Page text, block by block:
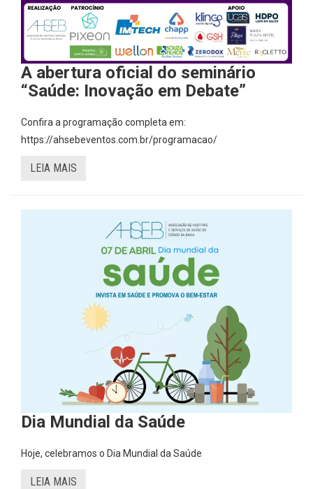
A abertura oficial do seminário
“Saúde: Inovação em Debate”
Confira a programação completa em:
https://ahsebeventos.com.br/programacao/
LEIA MAIS
Dia Mundial da Saúde
Hoje, celebramos o Dia Mundial da Saúde
LEIA MAIS